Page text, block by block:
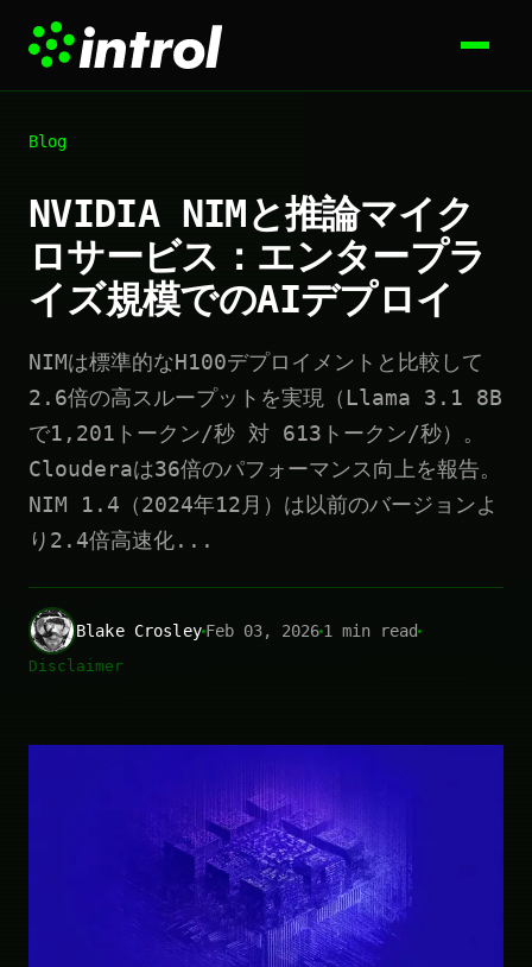
Blog
NVIDIA NIMと推論マイク
ロサービス：エンタープラ
イズ規模でのAIデプロイ
NIMは標準的なH100デプロイメントと比較して
2.6倍の高スループットを実現（Llama 3.1 8B
で1,201トークン/秒 対 613トークン/秒）。
Clouderaは36倍のパフォーマンス向上を報告。
NIM 1.4（2024年12月）は以前のバージョンよ
り2.4倍高速化...
Blake CrosleyFeb 03, 20261 min read
Disclaimer